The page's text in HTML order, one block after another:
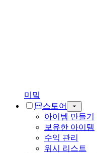
미밐
스토어
아이템 만들기
보유한 아이템
수익 관리
위시 리스트